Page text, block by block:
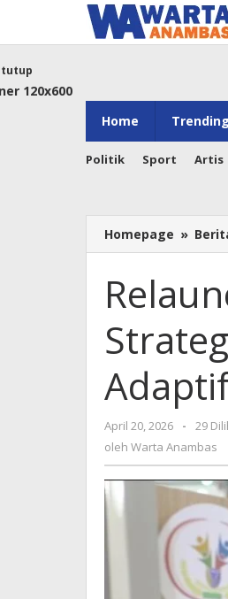
konten
Home Trending
Politik Sport Artis
tutup
Homepage »
April 20, 2026
oleh
Warta
-
29
oleh Warta Anambas